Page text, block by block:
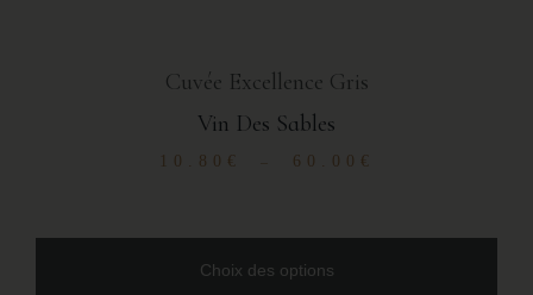
Cuvée Excellence Gris
Vin Des Sables
10.80 € 60.00 €
Choix des options